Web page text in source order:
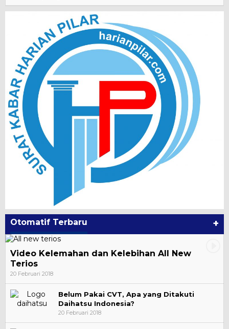
Otomatif Terbaru +
Video Kelemahan dan Kelebihan All New
Terios
20 Februari 2018
Belum Pakai CVT, Apa yang Ditakuti
Daihatsu Indonesia?
20 Februari 2018